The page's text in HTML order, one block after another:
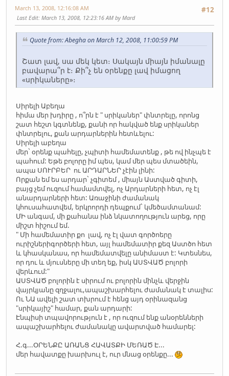
#12
March 13, 2008, 12:16:08 AM
Last Edit: March 13, 2008, 12:23:16 AM by Mard
Quote from: Abegha on March 12, 2008, 11:00:59 PM
Շատ լավ, սա մեկ կետ։ Սակայն միայն իմանալը
բավարա՞ր է։ Քի՞չ են օրենքը լավ իմացող
«սրիկաները»։
Սիրելի Աբեղա
հիմա մեր խդիրը , ո՞րն է " սրիկաներ" փնտրելը, որոնց
շատ հեշտ կգտնենք, քանի որ հակված ենք սրիկաներ
փնտրելու, քան արդարներին հետևելու:
Սիրելի աբեղա
մեր` օրենք պահելը, չպիտի համեմատենք , թե ով ինչպե է
պահում: Եթե բոլորը իմ պես, կամ մեր պես մտածեին,
ապա ՍՈՒՐԲԵՐ ու ԱՐԴԱՐՆԵՐ չէին լինի:
Որքան եմ ես արդար` չգիտեմ , միայն Աստված գիտի,
բայց չեմ ուզում համամտվել, ոչ Արդարների հետ, ոչ էլ
անարդարների հետ: Առաջինի ժամանակ
կհուսահատվեմ, երկրորդի դեպքում` կմեծամտանամ:
ՄԻ անգամ, մի քահանա ինձ նկատողություն արեց, որը
միշտ հիշում եմ.
" Մի համեմատիր քո լավ, ոչ էլ վատ գործոերը
ուրիշներիգործերի հետ, այլ համեմատիր քեզ Աստծո հետ
և կհասկանաս, որ համեմատվելը անիմաստ է: Կտեսնես,
որ դու և մյուսները մի տեղ եք, իսկ ԱՍՏՎԱԾ բոլորի
վերևում:"
ԱՍՏՎԱԾ բոլորին է սիրում ու բոլորին մինչև վերջին
վայրկյանը զղջալու,ապաշխարհելու ժամանակ է տալիս:
Ու ՆԱ ավելի շատ տխրում է հենց այդ օրինազանց
"սրիկայիշ" համար, քան արդարի:
Էնպիսի տպավորություն է , որ ուզում ենք անօրենների
ապաշխարհելու ժամանակը ավարտված համարել:
Հ.գ...ՕՐԵՆՔԸ ԱՌԱՆՑ ՀԱՎԱՏՔԻ ՄԵՌԱԾ Է...
մեր հավատքը խարխուլ է, ուր մնաց օրենքը...